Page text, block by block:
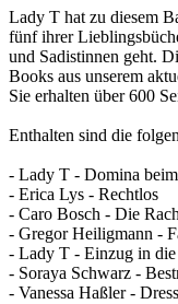
Lady T hat zu diesem
fünf ihrer
und Sadistinnen geht.
Books aus unserem
Sie erhalten über 600
Enthalten sind die
- Lady T - Domina
- Erica Lys - Rechtlos
- Caro Bosch - Die
- Gregor Heiligmann -
- Lady T - Einzug in
- Soraya Schwarz -
- Vanessa Haßler -